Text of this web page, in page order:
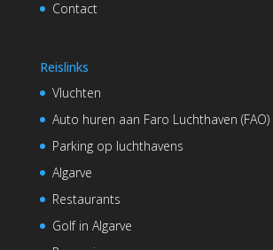
Contact
Reislinks
Vluchten
Auto huren aan Faro Luchthaven (FAO)
Parking op luchthavens
Algarve
Restaurants
Golf in Algarve